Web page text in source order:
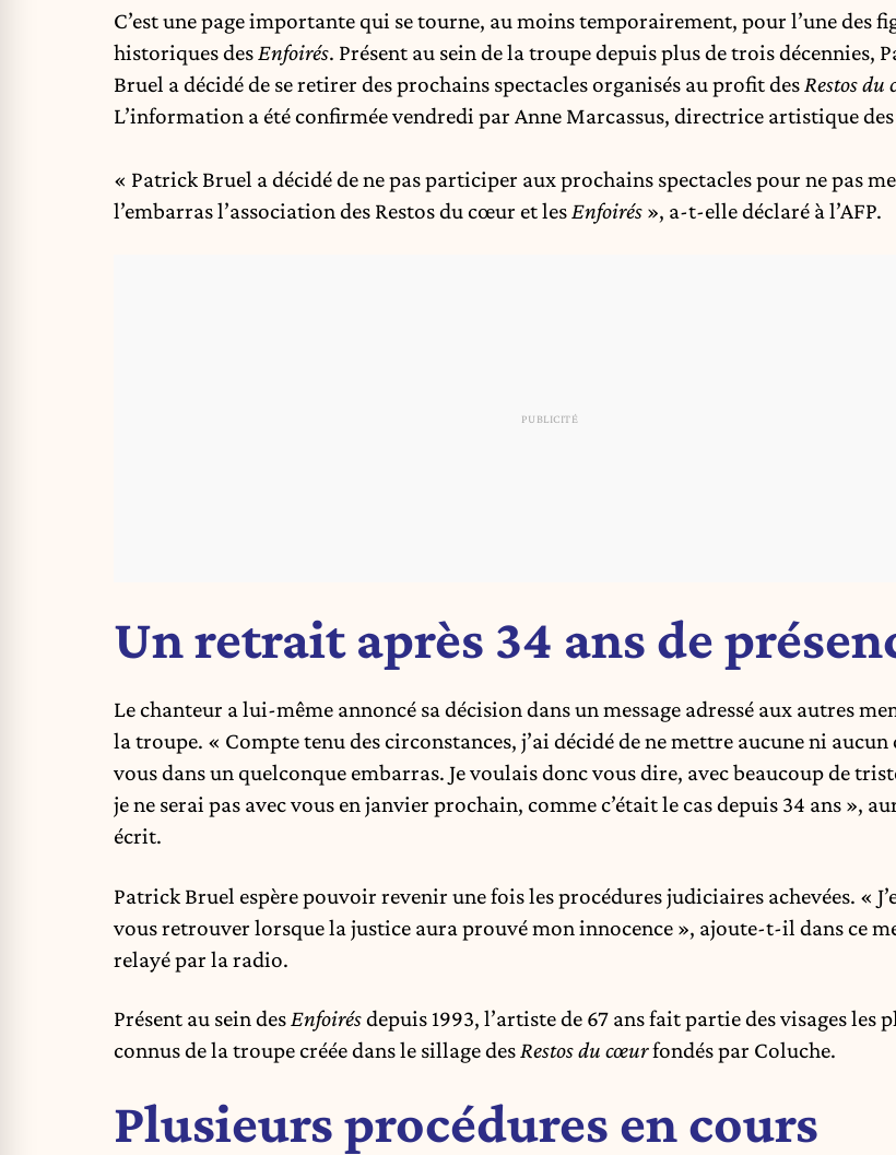
C’est une page importante qui se tourne, au moins temporairement, pour l’une des
historiques desEnfoirés. Présent au sein de la troupe depuis plus de trois décennies,
Bruel a décidé de se retirer des prochains spectacles organisés au profit desRestos du
L’information a été confirmée vendredi par Anne Marcassus, directrice artistique des
« Patrick Bruel a décidé de ne pas participer aux prochains spectacles pour ne pas
l’embarras l’association des Restos du cœur et lesEnfoirés », a-t-elle déclaré à l’AFP.
Un retrait après 34 ans de
Le chanteur a lui-même annoncé sa décision dans un message adressé aux autres
la troupe. « Compte tenu des circonstances, j’ai décidé de ne mettre aucune ni aucun
vous dans un quelconque embarras. Je voulais donc vous dire, avec beaucoup de
je ne serai pas avec vous en janvier prochain, comme c’était le cas depuis 34 ans »,
écrit.
Patrick Bruel espère pouvoir revenir une fois les procédures judiciaires achevées. «
vous retrouver lorsque la justice aura prouvé mon innocence », ajoute-t-il dans ce
relayé par la radio.
Présent au sein desEnfoirésdepuis 1993, l’artiste de 67 ans fait partie des visages les
connus de la troupe créée dans le sillage desRestos du cœurfondés par Coluche.
Plusieurs procédures en cours